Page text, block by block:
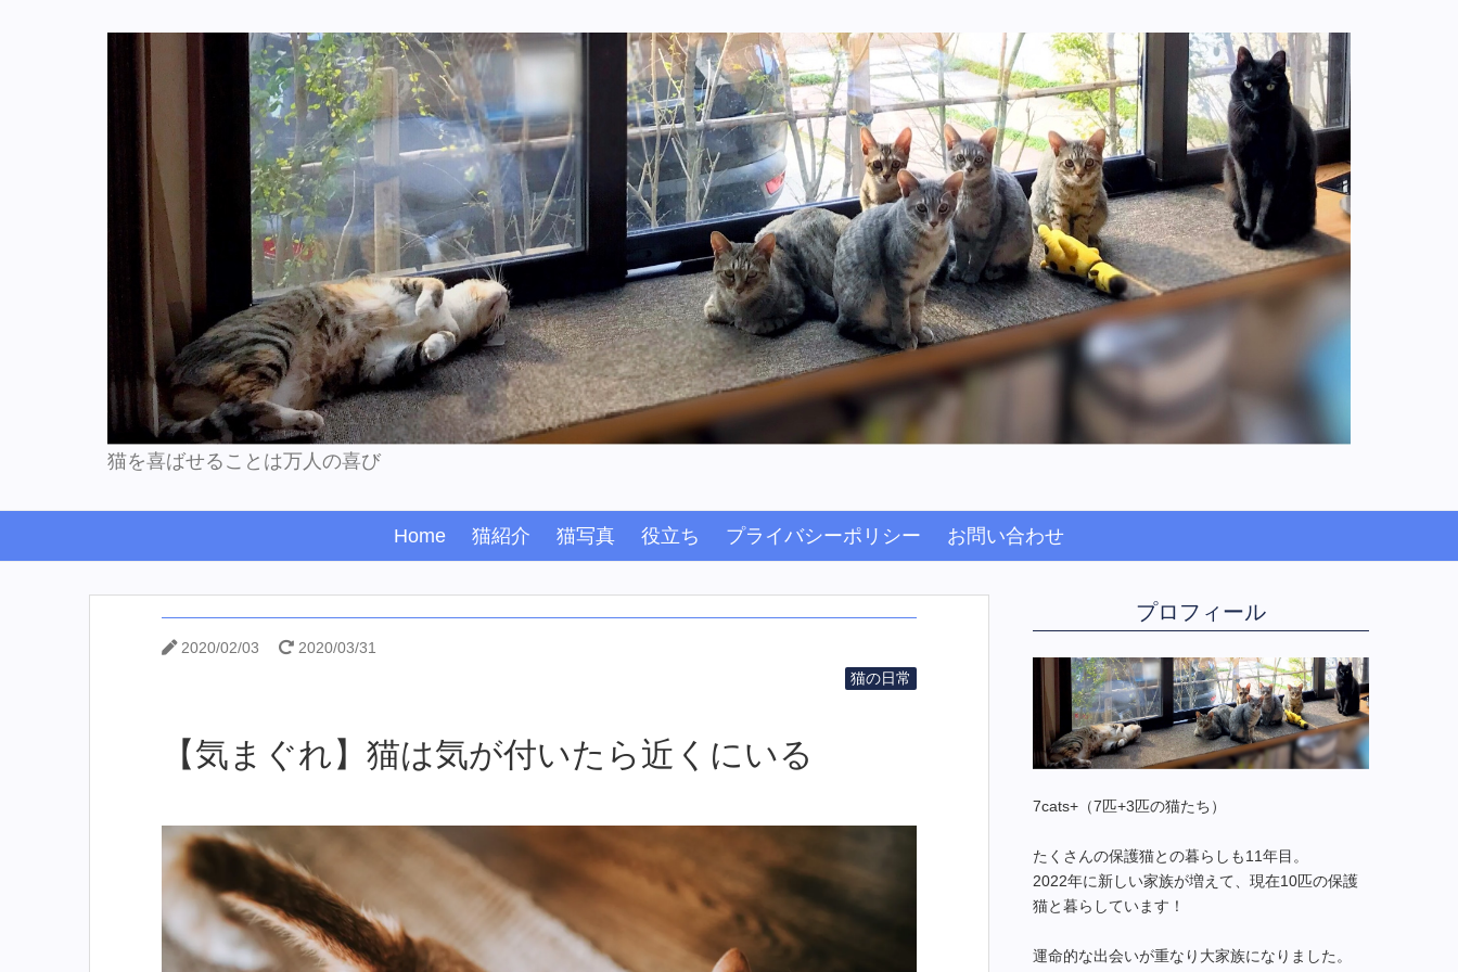
猫を喜ばせることは万人の喜び
Home 猫紹介 猫写真 役立ち プライバシーポリシー お問い合わせ
2020/02/03
2020/03/31
猫の日常
【気まぐれ】猫は気が付いたら近くにいる
プロフィール
7cats+（7匹+3匹の猫たち）
たくさんの保護猫との暮らしも11年目。
2022年に新しい家族が増えて、現在10匹の保護
猫と暮らしています！
運命的な出会いが重なり大家族になりました。